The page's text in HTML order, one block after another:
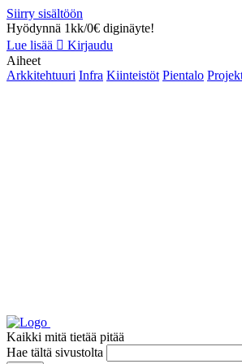
Siirry sisältöön
Hyödynnä 1kk/0€ diginäyte!
Lue lisää
Kirjaudu
Aiheet
Arkkitehtuuri Infra Kiinteistöt Pientalo
Kaikki mitä tietää pitää
Hae tältä sivustolta